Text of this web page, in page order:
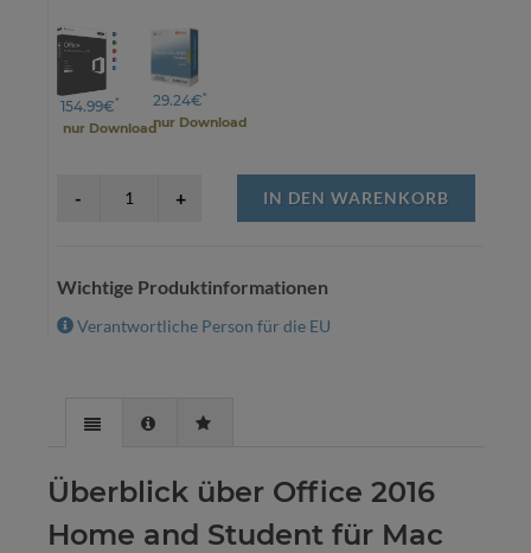
154.99€*
nur Download
29.24€*
nur Download
IN DEN WARENKORB
Wichtige Produktinformationen
Verantwortliche Person für die EU
Überblick über Office 2016
Home and Student für Mac